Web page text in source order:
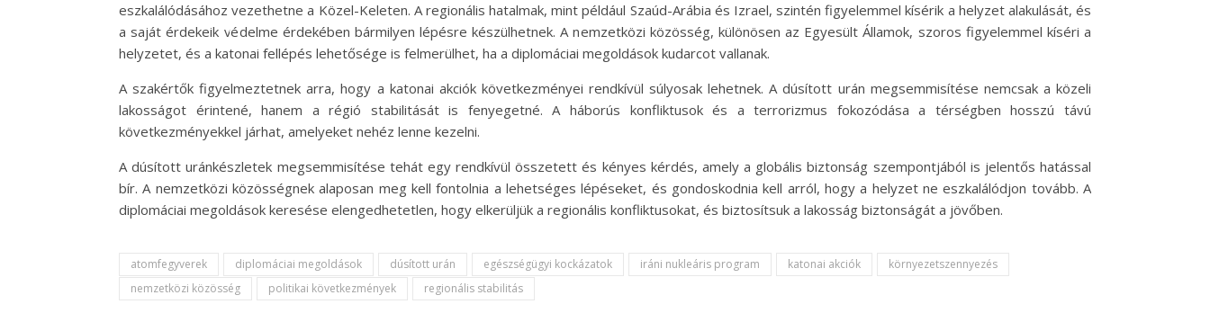
eszkalálódásához vezethetne a Közel-Keleten. A regionális hatalmak, mint például Szaúd-Arábia és Izrael, szintén figyelemmel kísérik a helyzet alakulását, és
a saját érdekeik védelme érdekében bármilyen lépésre készülhetnek. A nemzetközi közösség, különösen az Egyesült Államok, szoros figyelemmel kíséri a
helyzetet, és a katonai fellépés lehetősége is felmerülhet, ha a diplomáciai megoldások kudarcot vallanak.
A szakértők figyelmeztetnek arra, hogy a katonai akciók következményei rendkívül súlyosak lehetnek. A dúsított urán megsemmisítése nemcsak a közeli
lakosságot érintené, hanem a régió stabilitását is fenyegetné. A háborús konfliktusok és a terrorizmus fokozódása a térségben hosszú távú
következményekkel járhat, amelyeket nehéz lenne kezelni.
A dúsított uránkészletek megsemmisítése tehát egy rendkívül összetett és kényes kérdés, amely a globális biztonság szempontjából is jelentős hatással
bír. A nemzetközi közösségnek alaposan meg kell fontolnia a lehetséges lépéseket, és gondoskodnia kell arról, hogy a helyzet ne eszkalálódjon tovább. A
diplomáciai megoldások keresése elengedhetetlen, hogy elkerüljük a regionális konfliktusokat, és biztosítsuk a lakosság biztonságát a jövőben.
atomfegyverek diplomáciai megoldások dúsított urán egészségügyi kockázatok iráni nukleáris program katonai akciók
környezetszennyezés
nemzetközi közösség
politikai következmények regionális stabilitás